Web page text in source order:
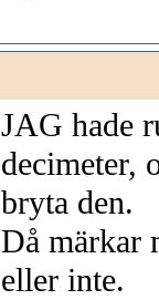
JAG hade
decimeter,
bryta den.
Då märkar
eller inte.